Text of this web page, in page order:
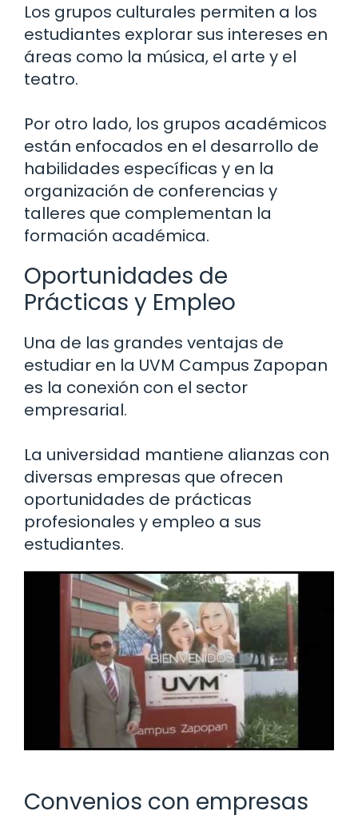
Los grupos culturales permiten a los
estudiantes explorar sus intereses en
áreas como la música, el arte y el
teatro.
Por otro lado, los grupos académicos
están enfocados en el desarrollo de
habilidades específicas y en la
organización de conferencias y
talleres que complementan la
formación académica.
Oportunidades de
Prácticas y Empleo
Una de las grandes ventajas de
estudiar en la UVM Campus Zapopan
es la conexión con el sector
empresarial.
La universidad mantiene alianzas con
diversas empresas que ofrecen
oportunidades de prácticas
profesionales y empleo a sus
estudiantes.
Convenios con empresas